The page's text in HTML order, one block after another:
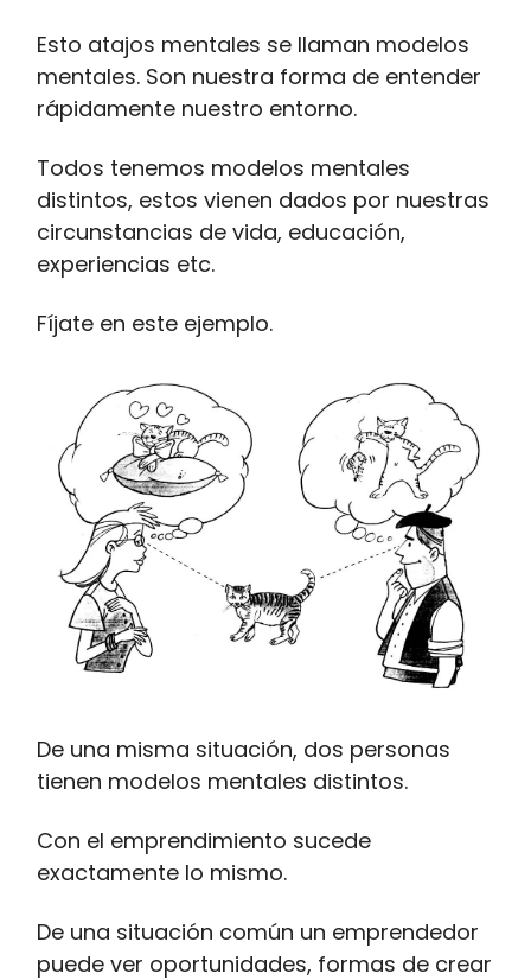
Esto atajos mentales se llaman modelos
mentales. Son nuestra forma de entender
rápidamente nuestro entorno.
Todos tenemos modelos mentales
distintos, estos vienen dados por nuestras
circunstancias de vida, educación,
experiencias etc.
Fíjate en este ejemplo.
De una misma situación, dos personas
tienen modelos mentales distintos.
Con el emprendimiento sucede
exactamente lo mismo.
De una situación común un emprendedor
puede ver oportunidades, formas de crear